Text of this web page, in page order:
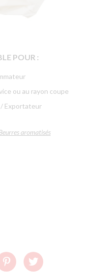
POUR :
ou au rayon coupe
Exportateur
aromatisés